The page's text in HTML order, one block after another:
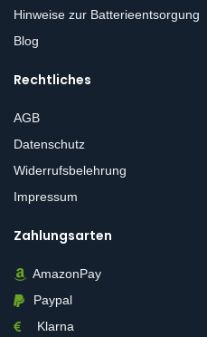
Hinweise zur Batterieentsorgung
Blog
Rechtliches
AGB
Datenschutz
Widerrufsbelehrung
Impressum
Zahlungsarten
AmazonPay
Paypal
Klarna